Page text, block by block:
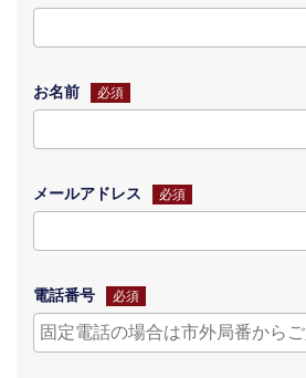
お名前 必須
メールアドレス 必須
電話番号 必須